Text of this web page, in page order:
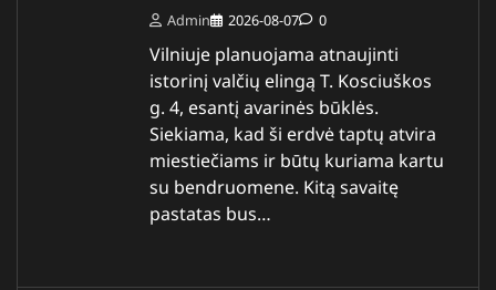
Admin 2026-08-07 0
Vilniuje planuojama atnaujinti
istorinį valčių elingą T. Kosciuškos
g. 4, esantį avarinės būklės.
Siekiama, kad ši erdvė taptų atvira
miestiečiams ir būtų kuriama kartu
su bendruomene. Kitą savaitę
pastatas bus…